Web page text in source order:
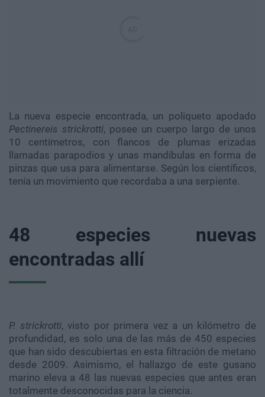
La nueva especie encontrada, un poliqueto apodado
Pectinereis strickrotti, posee un cuerpo largo de unos
10 centímetros, con flancos de plumas erizadas
llamadas parapodios y unas mandíbulas en forma de
pinzas que usa para alimentarse. Según los científicos,
tenía un movimiento que recordaba a una serpiente.
48 especies nuevas
encontradas allí
P. strickrotti, visto por primera vez a un kilómetro de
profundidad, es solo una de las más de 450 especies
que han sido descubiertas en esta filtración de metano
desde 2009. Asimismo, el hallazgo de este gusano
marino eleva a 48 las nuevas especies que antes eran
totalmente desconocidas para la ciencia.